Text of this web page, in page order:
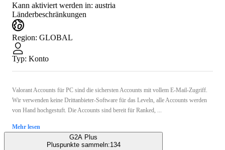
Kann aktiviert werden in: austria
Länderbeschränkungen
Region: GLOBAL
Typ: Konto
Valorant Accounts für PC sind die sichersten Accounts mit vollem E-Mail-Zugriff.
Wir verwenden keine Drittanbieter-Software für das Leveln, alle Accounts werden
von Hand hochgestuft. Die Accounts sind bereit für Ranked, ...
Mehr lesen
G2A Plus
Pluspunkte sammeln:134